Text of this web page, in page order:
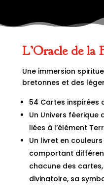
L’Oracle de la
Une immersion
bretonnes et des
54 Cartes inspirées
Un Univers féerique
liées à l’élément
Un livret en
comportant
chacune des
divinatoire, sa